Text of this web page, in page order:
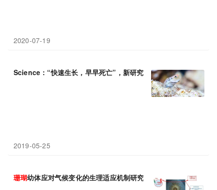
2020-07-19
Science：“快速生长，早早死亡”，新研究揭示小鱼与珊瑚礁的形
2019-05-25
珊瑚幼体应对气候变化的生理适应机制研究获进展